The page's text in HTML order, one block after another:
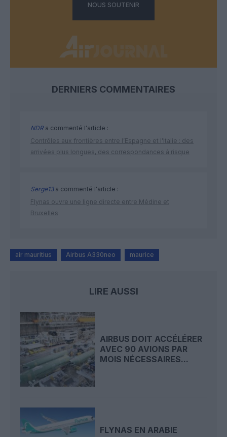
NOUS SOUTENIR
DERNIERS COMMENTAIRES
NDRa commenté l'article :
Contrôles aux frontières entre l’Espagne et l’Italie : des
arrivées plus longues, des correspondances à risque
Serge13a commenté l'article :
Flynas ouvre une ligne directe entre Médine et
Bruxelles
air mauritius Airbus A330neo maurice
LIRE AUSSI
AIRBUS DOIT ACCÉLÉRER
AVEC 90 AVIONS PAR
MOIS NÉCESSAIRES...
FLYNAS EN ARABIE